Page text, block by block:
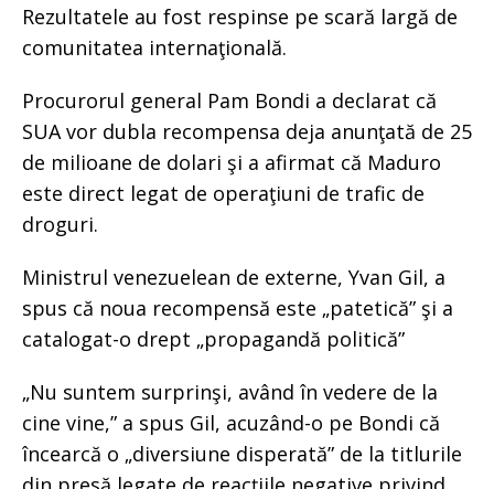
Rezultatele au fost respinse pe scară largă de
comunitatea internaţională.
Procurorul general Pam Bondi a declarat că
SUA vor dubla recompensa deja anunţată de 25
de milioane de dolari şi a afirmat că Maduro
este direct legat de operaţiuni de trafic de
droguri.
Ministrul venezuelean de externe, Yvan Gil, a
spus că noua recompensă este „patetică” şi a
catalogat-o drept „propagandă politică”
„Nu suntem surprinşi, având în vedere de la
cine vine,” a spus Gil, acuzând-o pe Bondi că
încearcă o „diversiune disperată” de la titlurile